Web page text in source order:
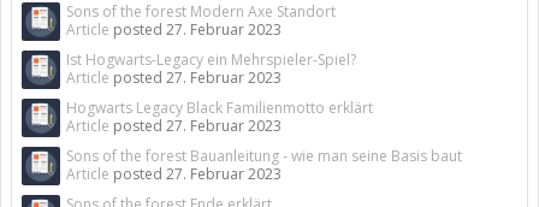
Sons of the forest Modern Axe Standort
Article posted 27. Februar 2023
Ist Hogwarts-Legacy ein Mehrspieler-Spiel?
Article posted 27. Februar 2023
Hogwarts Legacy Black Familienmotto erklärt
Article posted 27. Februar 2023
Sons of the forest Bauanleitung - wie man seine Basis baut
Article posted 27. Februar 2023